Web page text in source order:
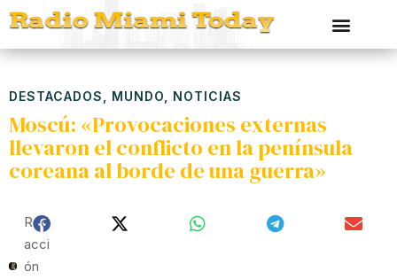
DESTACADOS MUNDO NOTICIAS
Moscú: «Provocaciones externas
llevaron el conflicto en la península
coreana al borde de una guerra»
Red
Acci
Ón